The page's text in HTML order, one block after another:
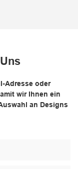
Adresse oder
wir Ihnen ein
an Designs